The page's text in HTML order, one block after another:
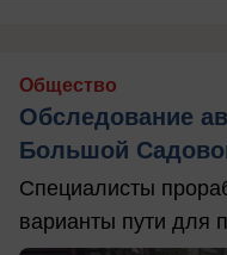
Общество
Обследование
Большой
Специалисты
варианты пути для